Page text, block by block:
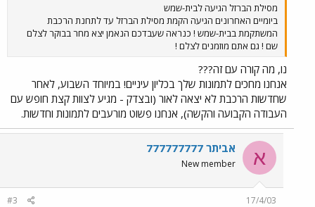
מסילת הברזל הגיעה לבית-שמש
ביומיים האחרונים הגיעה הקמת מסילת הברזל עד לתחנת הרכבת
המשתקמת בבית-שמש ! כנראה שעבדכם הנאמן יצא מחר בבוקר לצלם
שם ! גם אתם מוזמנים לצלם !
נו, מה קורה עם זה???
אנחנו מחכים לתמונות שלך בכליון עיניים! במיוחד השבוע, לאחר
שחדשות הרכבת לא יצאה לאור (ובצדק - מגיע לצוות קצת חופש עם
העבודה הקבועה והקשה), אנחנו פשוט מורעבים לתמונות וחדשות.
א אביתר 777777777
New member
17/4/03
#3